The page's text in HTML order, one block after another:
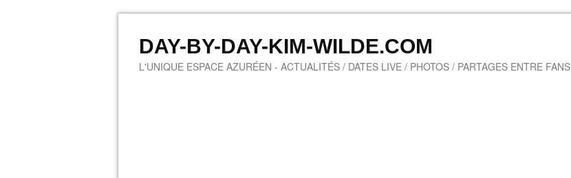
DAY-BY-DAY-KIM-WILDE.COM
L'UNIQUE ESPACE AZURÉEN - ACTUALITÉS / DATES LIVE / PHOTOS / PARTAGES ENTRE FANS